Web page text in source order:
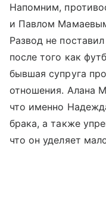
Напомним,
и Павлом
Развод не
после того как
бывшая супруга
отношения. Алана
что именно
брака, а также
что он уделяет